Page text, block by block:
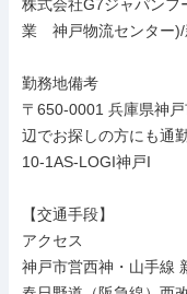
株式会社G7ジャパンフ
業　神戸物流センター
勤務地備考
〒650-0001 兵庫県神
辺でお探しの方にも通
10-1AS-LOGI神戸I
【交通手段】
アクセス
神戸市営西神・山手線